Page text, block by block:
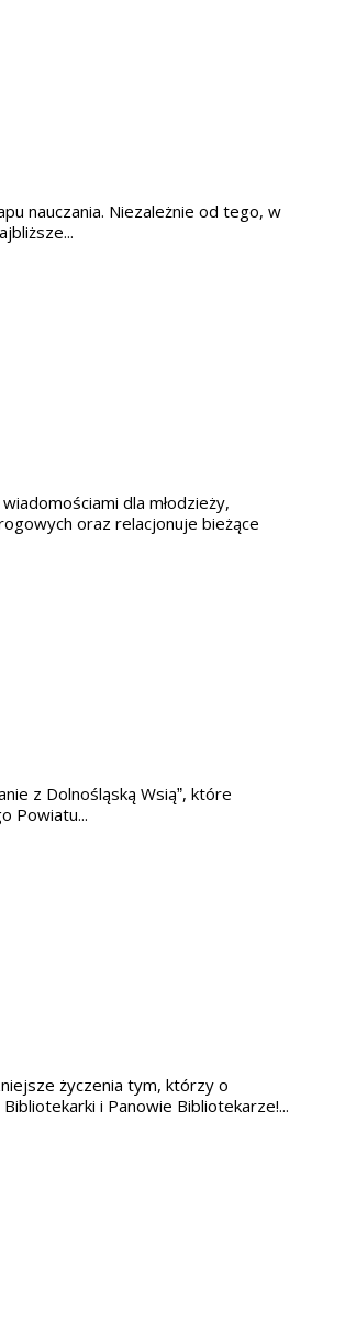
nauczania. Niezależnie od tego, w
dla młodzieży,
oraz relacjonuje bieżące
z Dolnośląską Wsią”, które
Powiatu...
życzenia tym, którzy o
i Panowie Bibliotekarze!...